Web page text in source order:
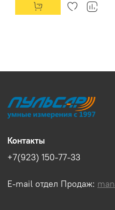
Контакты
+7(923) 150-77-33
E-mail отдел Продаж: